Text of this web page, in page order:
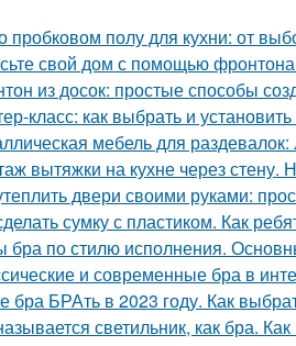
пробковом полу для кухни: от
свой дом с помощью
из досок: простые способы
класс: как выбрать и
мебель для
вытяжки на кухне через
двери своими руками:
сумку с пластиком. Как
бра по стилю исполнения.
и современные бра в
бра БРАть в 2023 году. Как
светильник, как бра.